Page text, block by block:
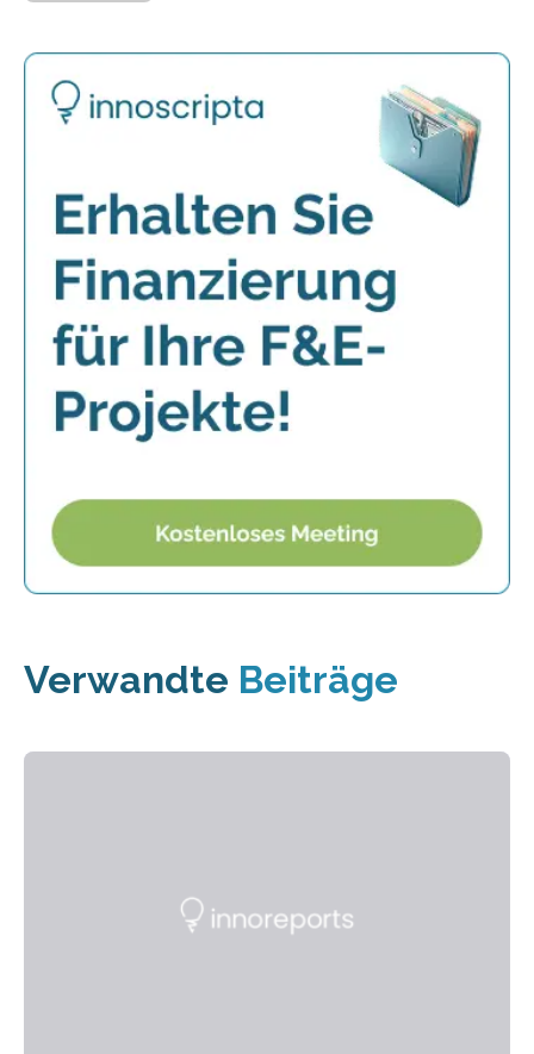
Verwandte Beiträge